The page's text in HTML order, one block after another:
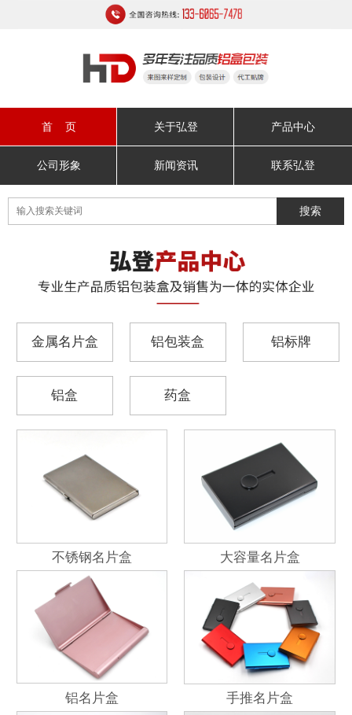
首 页 关于弘登 产品中心
公司形象 新闻资讯 联系弘登
金属名片盒 铝包装盒 铝标牌
铝盒 药盒
不锈钢名片盒 大容量名片盒
铝名片盒 手推名片盒